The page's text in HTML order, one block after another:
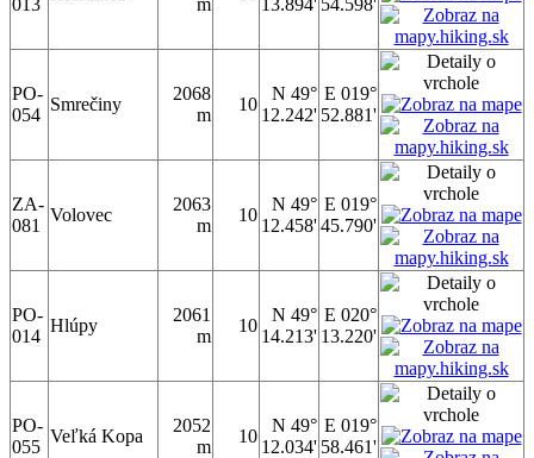
PO-
054
Smrečiny
2068
m
10
N 49°
12.242'
E 019°
52.881'
ZA-
081
Volovec
2063
m
10
N 49°
12.458'
E 019°
45.790'
PO-
014
Hlúpy
2061
m
10
N 49°
14.213'
E 020°
13.220'
PO-
055
Veľká Kopa
2052
m
10
N 49°
12.034'
E 019°
58.461'